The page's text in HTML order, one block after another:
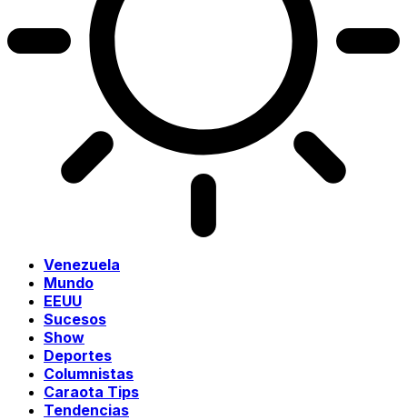
Venezuela
Mundo
EEUU
Sucesos
Show
Deportes
Columnistas
Caraota Tips
Tendencias